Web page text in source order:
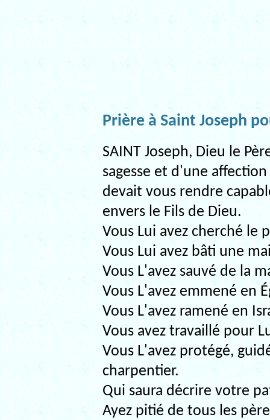
Prière à Saint Joseph
SAINT Joseph, Dieu le
sagesse et d'une
devait vous rendre
envers le Fils de Dieu.
Vous Lui avez cherché le
Vous Lui avez bâti une
Vous L'avez sauvé de la
Vous L'avez emmené en
Vous L'avez ramené en
Vous avez travaillé pour
Vous L'avez protégé,
charpentier.
Qui saura décrire votre
Ayez pitié de tous les